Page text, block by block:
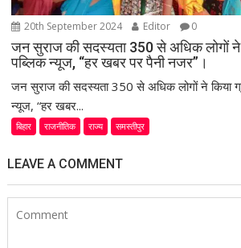
20th September 2024 Editor 0
जन सुराज की सदस्यता 350 से अधिक लोगों ने
पब्लिक न्यूज, “हर खबर पर पैनी नजर”।
जन सुराज की सदस्यता 350 से अधिक लोगों ने किया
न्यूज, “हर खबर...
बिहार राजनीतिक राज्य समस्तीपुर
LEAVE A COMMENT